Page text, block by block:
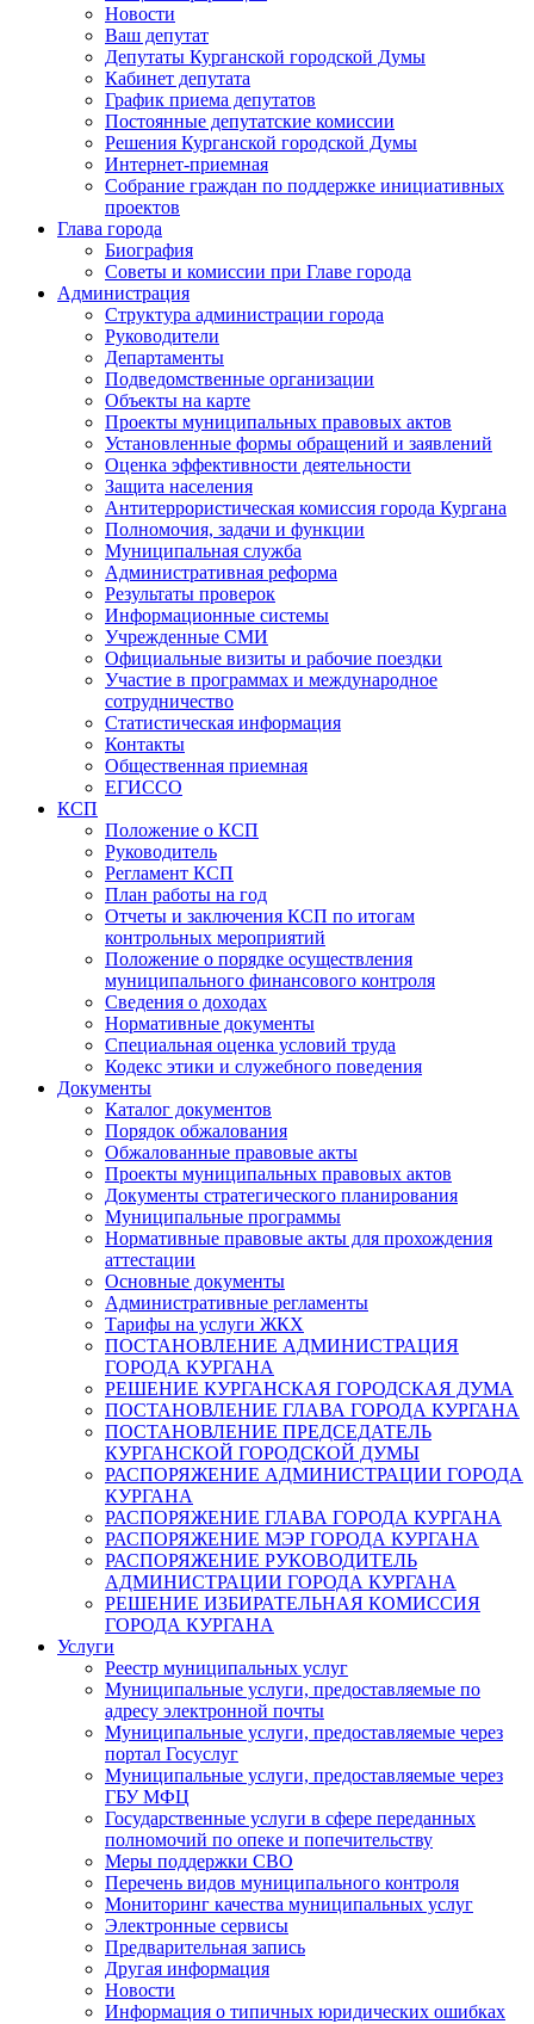
Новости
Ваш депутат
Депутаты Курганской городской Думы
Кабинет депутата
График приема депутатов
Постоянные депутатские комиссии
Решения Курганской городской Думы
Интернет-приемная
Собрание граждан по поддержке инициативных
проектов
Глава города
Биография
Советы и комиссии при Главе города
Администрация
Структура администрации города
Руководители
Департаменты
Подведомственные организации
Объекты на карте
Проекты муниципальных правовых актов
Установленные формы обращений и заявлений
Оценка эффективности деятельности
Защита населения
Антитеррористическая комиссия города Кургана
Полномочия, задачи и функции
Муниципальная служба
Административная реформа
Результаты проверок
Информационные системы
Учрежденные СМИ
Официальные визиты и рабочие поездки
Участие в программах и международное
сотрудничество
Статистическая информация
Контакты
Общественная приемная
ЕГИССО
КСП
Положение о КСП
Руководитель
Регламент КСП
План работы на год
Отчеты и заключения КСП по итогам
контрольных мероприятий
Положение о порядке осуществления
муниципального финансового контроля
Сведения о доходах
Нормативные документы
Специальная оценка условий труда
Кодекс этики и служебного поведения
Документы
Каталог документов
Порядок обжалования
Обжалованные правовые акты
Проекты муниципальных правовых актов
Документы стратегического планирования
Муниципальные программы
Нормативные правовые акты для прохождения
аттестации
Основные документы
Административные регламенты
Тарифы на услуги ЖКХ
ПОСТАНОВЛЕНИЕ АДМИНИСТРАЦИЯ
ГОРОДА КУРГАНА
РЕШЕНИЕ КУРГАНСКАЯ ГОРОДСКАЯ ДУМА
ПОСТАНОВЛЕНИЕ ГЛАВА ГОРОДА КУРГАНА
ПОСТАНОВЛЕНИЕ ПРЕДСЕДАТЕЛЬ
КУРГАНСКОЙ ГОРОДСКОЙ ДУМЫ
РАСПОРЯЖЕНИЕ АДМИНИСТРАЦИИ ГОРОДА
КУРГАНА
РАСПОРЯЖЕНИЕ ГЛАВА ГОРОДА КУРГАНА
РАСПОРЯЖЕНИЕ МЭР ГОРОДА КУРГАНА
РАСПОРЯЖЕНИЕ РУКОВОДИТЕЛЬ
АДМИНИСТРАЦИИ ГОРОДА КУРГАНА
РЕШЕНИЕ ИЗБИРАТЕЛЬНАЯ КОМИССИЯ
ГОРОДА КУРГАНА
Услуги
Реестр муниципальных услуг
Муниципальные услуги, предоставляемые по
адресу электронной почты
Муниципальные услуги, предоставляемые через
портал Госуслуг
Муниципальные услуги, предоставляемые через
ГБУ МФЦ
Государственные услуги в сфере переданных
полномочий по опеке и попечительству
Меры поддержки СВО
Перечень видов муниципального контроля
Мониторинг качества муниципальных услуг
Электронные сервисы
Предварительная запись
Другая информация
Новости
Информация о типичных юридических ошибках